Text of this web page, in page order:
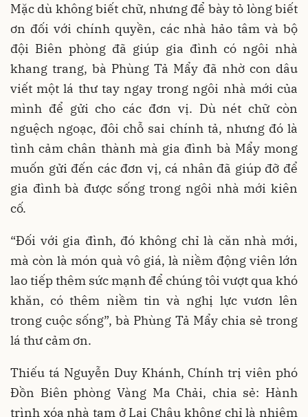
Mặc dù không biết chữ, nhưng để bày tỏ lòng biết
ơn đối với chính quyền, các nhà hảo tâm và bộ
đội Biên phòng đã giúp gia đình có ngôi nhà
khang trang, bà Phùng Tả Mẩy đã nhờ con dâu
viết một lá thư tay ngay trong ngôi nhà mới của
mình để gửi cho các đơn vị. Dù nét chữ còn
nguệch ngoạc, đôi chỗ sai chính tả, nhưng đó là
tình cảm chân thành mà gia đình bà Mẩy mong
muốn gửi đến các đơn vị, cá nhân đã giúp đỡ để
gia đình bà được sống trong ngôi nhà mới kiên
cố.
“Đối với gia đình, đó không chỉ là căn nhà mới,
mà còn là món quà vô giá, là niềm động viên lớn
lao tiếp thêm sức mạnh để chúng tôi vượt qua khó
khăn, có thêm niềm tin và nghị lực vươn lên
trong cuộc sống”, bà Phùng Tả Mẩy chia sẻ trong
lá thư cảm ơn.
Thiếu tá Nguyễn Duy Khánh, Chính trị viên phó
Đồn Biên phòng Vàng Ma Chải, chia sẻ: Hành
trình xóa nhà tạm ở Lai Châu không chỉ là nhiệm